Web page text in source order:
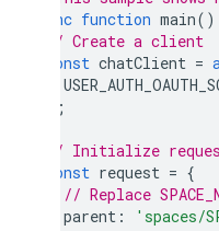
async function main()
// Create a client
const chatClient =
);
// Initialize
const request = {
// Replace
parent : 'spaces/